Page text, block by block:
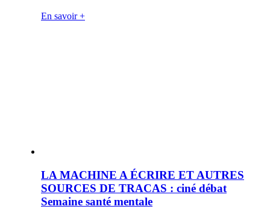
En savoir +
LA MACHINE A ÉCRIRE ET AUTRES
SOURCES DE TRACAS : ciné débat
Semaine santé mentale